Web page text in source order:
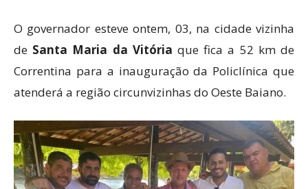
O governador esteve ontem, 03, na cidade vizinha
de Santa Maria da Vitória que fica a 52 km de
Correntina para a inauguração da Policlínica que
atenderá a região circunvizinhas do Oeste Baiano.